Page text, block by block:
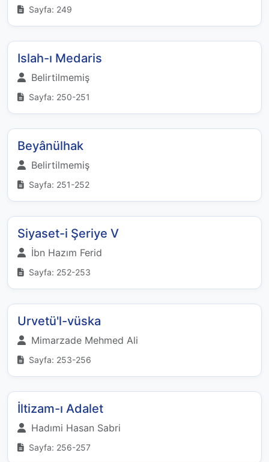
Sayfa: 249
Islah-ı Medaris
Belirtilmemiş
Sayfa: 250-251
Beyânülhak
Belirtilmemiş
Sayfa: 251-252
Siyaset-i Şeriye V
İbn Hazım Ferid
Sayfa: 252-253
Urvetü'l-vüska
Mimarzade Mehmed Ali
Sayfa: 253-256
İltizam-ı Adalet
Hadımi Hasan Sabri
Sayfa: 256-257